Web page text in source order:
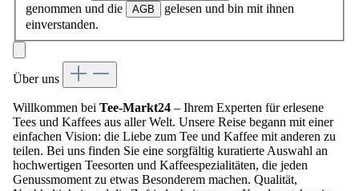
genommen und die
AGB
gelesen und bin mit ihnen
einverstanden.
Über uns
Willkommen bei Tee-Markt24 – Ihrem Experten für erlesene
Tees und Kaffees aus aller Welt. Unsere Reise begann mit einer
einfachen Vision: die Liebe zum Tee und Kaffee mit anderen zu
teilen. Bei uns finden Sie eine sorgfältig kuratierte Auswahl an
hochwertigen Teesorten und Kaffeespezialitäten, die jeden
Genussmoment zu etwas Besonderem machen. Qualität,